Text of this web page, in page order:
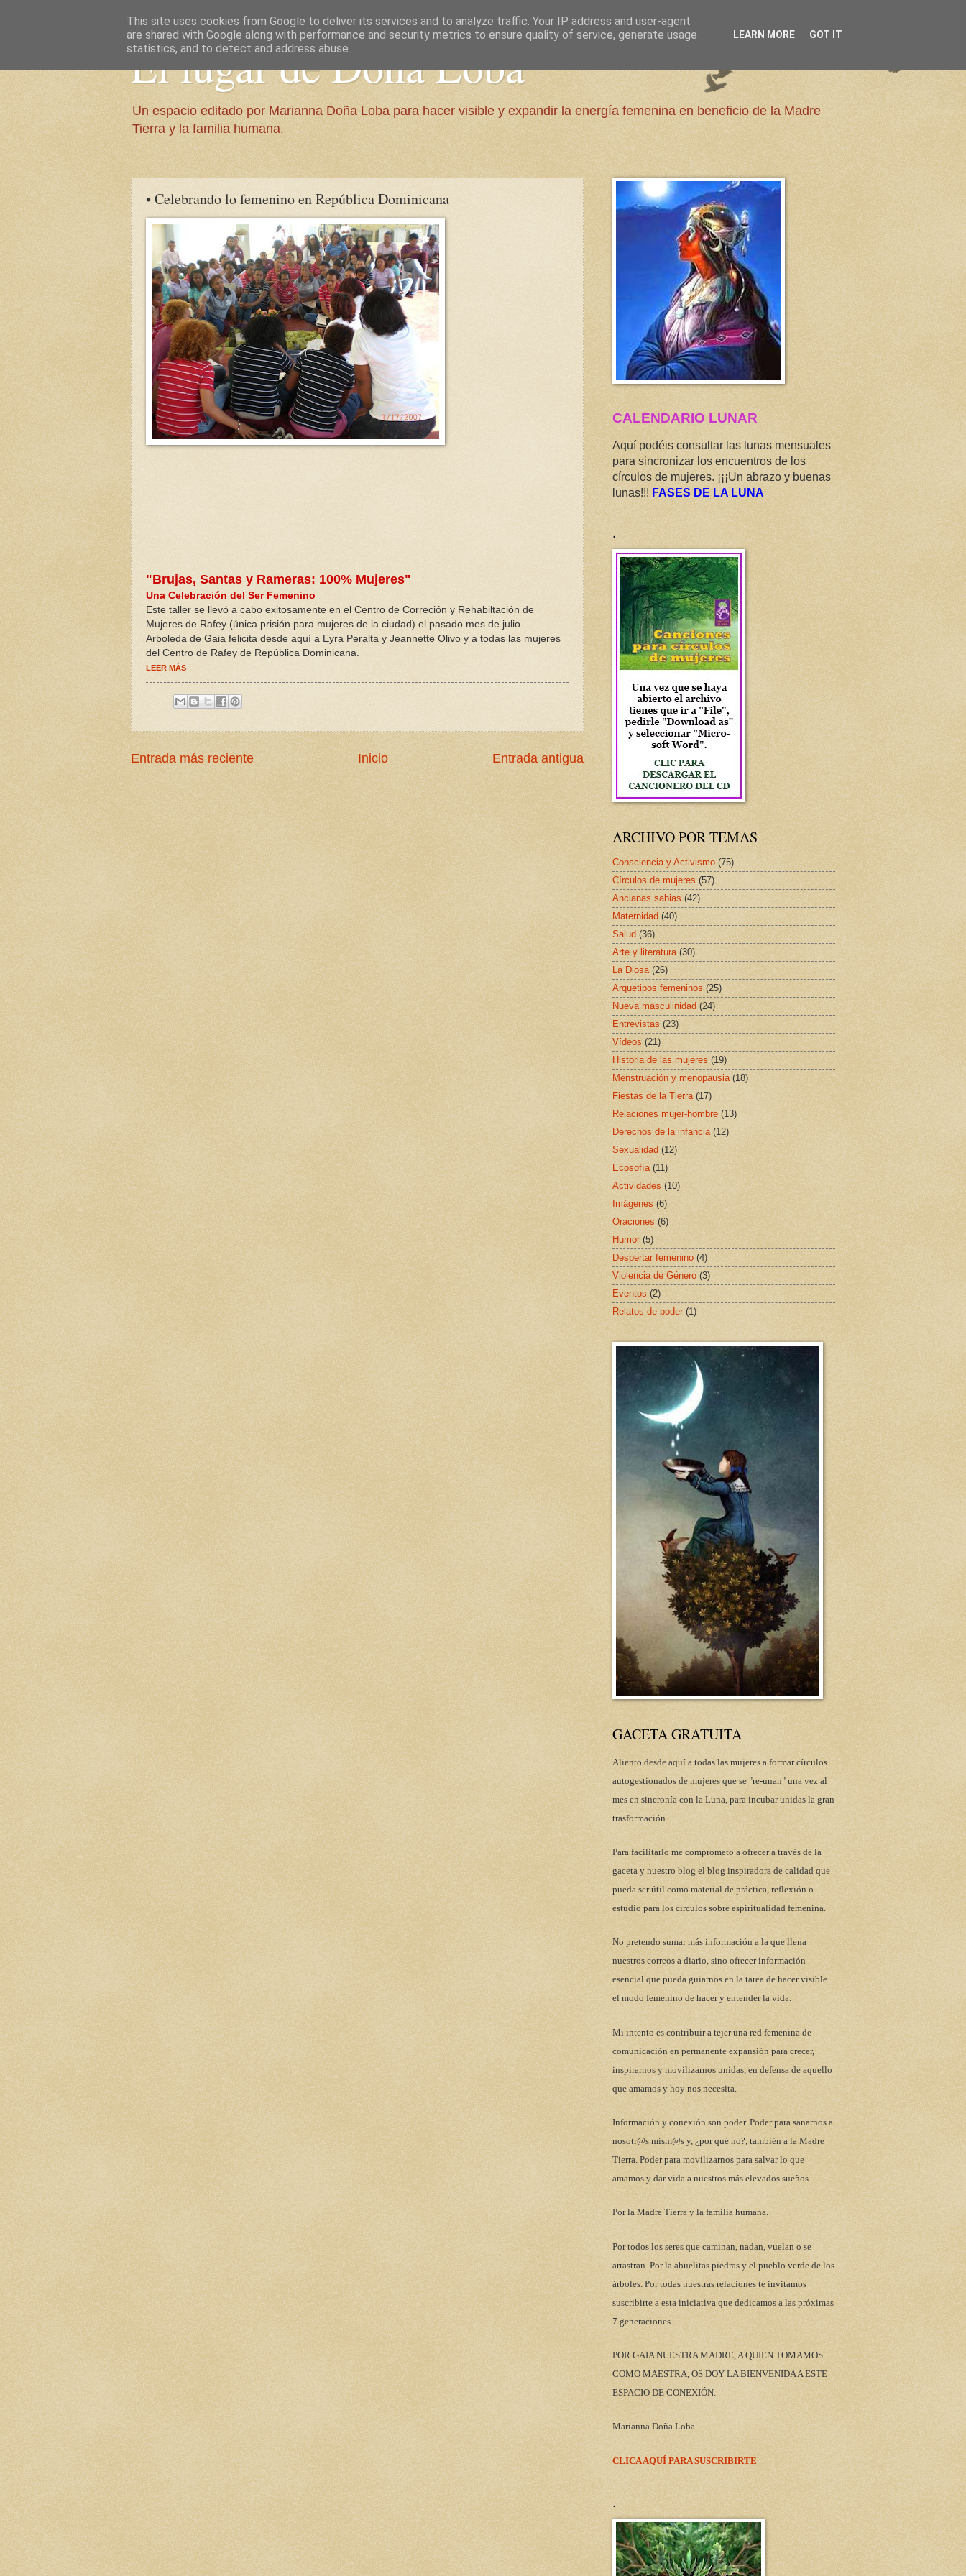
El lugar de Doña Loba
Un espacio editado por Marianna Doña Loba para hacer visible y expandir la energía femenina en beneficio de la Madre
Tierra y la familia humana.
• Celebrando lo femenino en República Dominicana
"Brujas, Santas y Rameras: 100% Mujeres"
Una Celebración del Ser Femenino
Este taller se llevó a cabo exitosamente en el Centro de Correción y Rehabiltación de
Mujeres de Rafey (única prisión para mujeres de la ciudad) el pasado mes de julio.
Arboleda de Gaia felicita desde aquí a Eyra Peralta y Jeannette Olivo y a todas las mujeres
del Centro de Rafey de República Dominicana.
LEER MÁS
Entrada más reciente Entrada antigua
Inicio
CALENDARIO LUNAR
Aquí podéis consultar las lunas mensuales
para sincronizar los encuentros de los
círculos de mujeres. ¡¡¡Un abrazo y buenas
lunas!!! FASES DE LA LUNA
.
ARCHIVO POR TEMAS
Consciencia y Activismo (75)
Círculos de mujeres (57)
Ancianas sabias (42)
Maternidad (40)
Salud (36)
Arte y literatura (30)
La Diosa (26)
Arquetipos femeninos (25)
Nueva masculinidad (24)
Entrevistas (23)
Vídeos (21)
Historia de las mujeres (19)
Menstruación y menopausia (18)
Fiestas de la Tierra (17)
Relaciones mujer-hombre (13)
Derechos de la infancia (12)
Sexualidad (12)
Ecosofía (11)
Actividades (10)
Imágenes (6)
Oraciones (6)
Humor (5)
Despertar femenino (4)
Violencia de Género (3)
Eventos (2)
Relatos de poder (1)
GACETA GRATUITA
Aliento desde aquí a todas las mujeres a formar círculos
autogestionados de mujeres que se "re-unan" una vez al
mes en sincronía con la Luna, para incubar unidas la gran
trasformación.
Para facilitarlo me comprometo a ofrecer a través de la
gaceta y nuestro blog el blog inspiradora de calidad que
pueda ser útil como material de práctica, reflexión o
estudio para los círculos sobre espiritualidad femenina.
No pretendo sumar más información a la que llena
nuestros correos a diario, sino ofrecer información
esencial que pueda guiarnos en la tarea de hacer visible
el modo femenino de hacer y entender la vida.
Mi intento es contribuir a tejer una red femenina de
comunicación en permanente expansión para crecer,
inspirarnos y movilizarnos unidas, en defensa de aquello
que amamos y hoy nos necesita.
Información y conexión son poder. Poder para sanarnos a
nosotr@s mism@s y, ¿por qué no?, también a la Madre
Tierra. Poder para movilizarnos para salvar lo que
amamos y dar vida a nuestros más elevados sueños.
Por la Madre Tierra y la familia humana.
Por todos los seres que caminan, nadan, vuelan o se
arrastran. Por la abuelitas piedras y el pueblo verde de los
árboles. Por todas nuestras relaciones te invitamos
suscribirte a esta iniciativa que dedicamos a las próximas
7 generaciones.
POR GAIA NUESTRA MADRE, A QUIEN TOMAMOS
COMO MAESTRA, OS DOY LA BIENVENIDA A ESTE
ESPACIO DE CONEXIÓN.
Marianna Doña Loba
CLICA AQUÍ PARA SUSCRIBIRTE
.
This site uses cookies from Google to deliver its services and to analyze traffic. Your IP address and user-agent
are shared with Google along with performance and security metrics to ensure quality of service, generate usage
statistics, and to detect and address abuse.
LEARN MORE GOT IT